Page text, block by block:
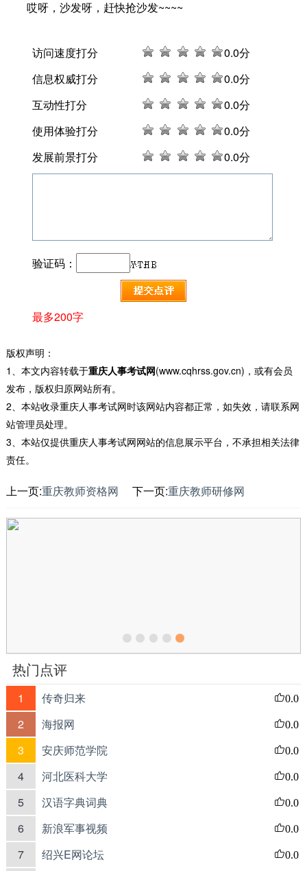
哎呀，沙发呀，赶快抢沙发~~~~
访问速度打分 0.0分
信息权威打分
0.0分
互动性打分
0.0分
使用体验打分
0.0分
发展前景打分
0.0分
验证码：
最多200字
版权声明：
1、本文内容转载于重庆人事考试网(www.cqhrss.gov.cn)，或有会员
发布，版权归原网站所有。
2、本站收录重庆人事考试网时该网站内容都正常，如失效，请联系网
站管理员处理。
3、本站仅提供重庆人事考试网网站的信息展示平台，不承担相关法律
责任。
上一页:重庆教师资格网 下一页:重庆教师研修网
热门点评
1 传奇归来 0.0
2 海报网 0.0
3 安庆师范学院 0.0
4 河北医科大学 0.0
5 汉语字典词典 0.0
6 新浪军事视频 0.0
7 绍兴E网论坛 0.0